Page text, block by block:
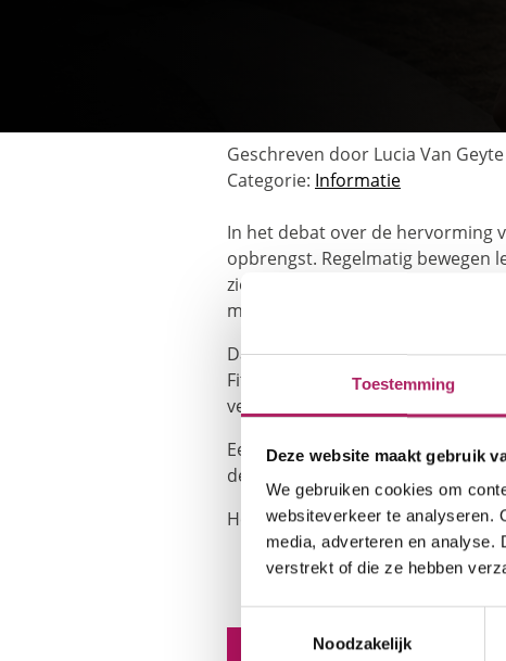
Toestemming
Deze website maakt gebruik
We gebruiken cookies om
websiteverkeer te analyseren.
media, adverteren en analyse.
verstrekt of die ze hebben
Noodzakelijk
Geschreven door Lucia Van
{$lblInThe}
Categorie: Informatie
In het debat over de hervorming
opbrengst. Regelmatig bewegen
ziekteverzuim en meer welzijn.
maatschappelijke return opleveren.
Daarom zou het voorstel om
Fitness.be een verkeerd signaal
verschillen onbegrijpelijk.
Een fiscaal gunstig kader voor
de gezondheidszorg en een
Het volledige artikel kan jehier
Vorig bericht:
Fitness: de onzichtbare